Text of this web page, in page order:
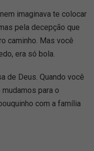
imaginava te colocar
pela decepção que
caminho. Mas você
era só bola.
de Deus. Quando você
para o
com a família